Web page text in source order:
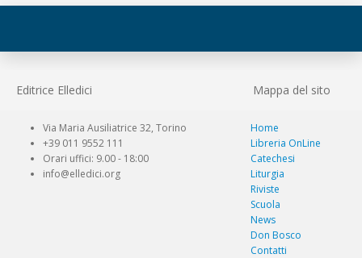
Editrice Elledici Mappa del sito
Via Maria Ausiliatrice 32, Torino
+39 011 9552 111
Orari uffici: 9.00 - 18:00
info@elledici.org
Home
Libreria OnLine
Catechesi
Liturgia
Riviste
Scuola
News
Don Bosco
Contatti